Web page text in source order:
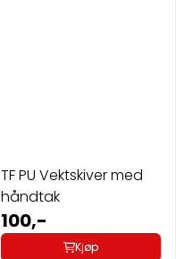
TF PU Vektskiver med
håndtak
100,-
Kjøp